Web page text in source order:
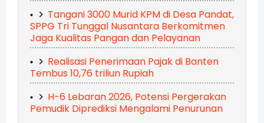
Tangani 3000 Murid KPM di Desa Pandat,
SPPG Tri Tunggal Nusantara Berkomitmen
Jaga Kualitas Pangan dan Pelayanan
Realisasi Penerimaan Pajak di Banten
Tembus 10,76 triliun Rupiah
H-6 Lebaran 2026, Potensi Pergerakan
Pemudik Diprediksi Mengalami Penurunan